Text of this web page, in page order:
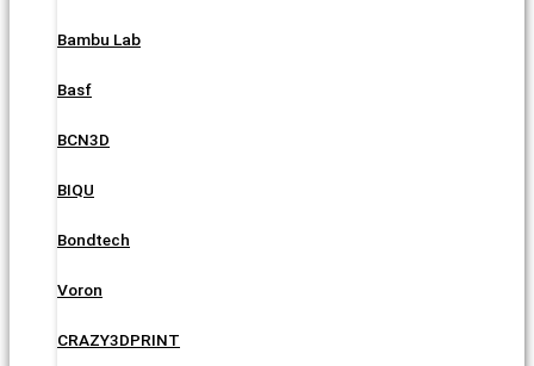
Bambu Lab
Basf
BCN3D
BIQU
Bondtech
Voron
CRAZY3DPRINT